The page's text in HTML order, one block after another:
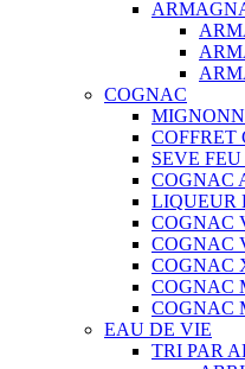
COGNAC
COFFRET
SEVE
COGNAC
LIQUEUR
COGNAC
COGNAC
COGNAC
COGNAC
COGNAC
EAU DE VIE
TRI PAR